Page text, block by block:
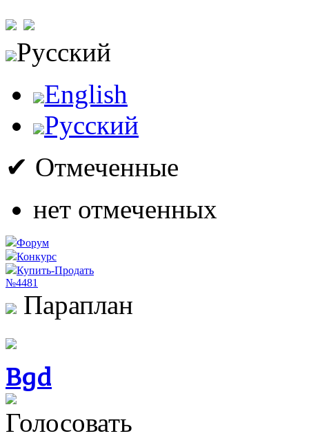
Русский
English
Русский
✔ Отмеченные
нет отмеченных
Форум
Конкурс
Купить-Продать
№4481
Параплан
Bgd
Голосовать